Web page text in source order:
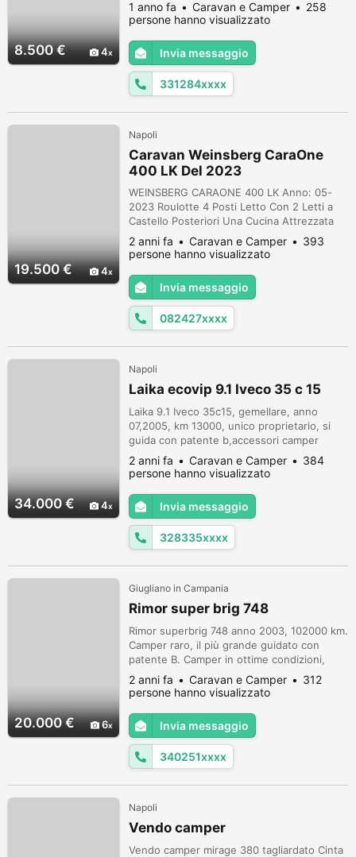
8.500 € 4
da 1/2 mezza centrale Letti a cuccetta
posteriore Oblo panoramico 90×50 Stufa
della truma canalizzata e ventilata Cucina
con tre fuochi mai usata Oscuranti e
zanzariera Boiler acqua calda Gavone per
carico d...
1 anno fa Caravan e Camper
258
persone hanno visualizzato
Invia messaggio
331284xxxx
19.500 € 4
Napoli
Caravan Weinsberg CaraOne
400 LK Del 2023
WEINSBERG CARAONE 400 LK Anno: 05-
2023 Roulotte 4 Posti Letto Con 2 Letti a
Castello Posteriori Una Cucina Attrezzata
Ed Un Bagno Con Doccia ed Infine Un Letto
Matrimoniale Anteriore Trasformabile In
Dinette Grande Con Tavolo Centrale
Lunghezza: 5.930 Mt Larghezza: 2.200 Mt
Peso Massa Complessiva: 1.100 Kg
Accessori: Frigo Dometic Trivalente Da 98
Lt, Piano ...
2 anni fa Caravan e Camper
393
persone hanno visualizzato
Invia messaggio
082427xxxx
34.000 € 4
Napoli
Laika ecovip 9.1 Iveco 35 c 15
Laika 9.1 Iveco 35c15, gemellare, anno
07,2005, km 13000, unico proprietario, si
guida con patente b,accessori camper
pannello solare due batterie AMG, monitor
con telecamera posteriore, condizionatore
dometic in cella, doccia separata con un
cabina frigo grande con cella garage
portamoto con rampa di salita, illuminazione
interna LED,
2 anni fa Caravan e Camper
384
persone hanno visualizzato
Invia messaggio
328335xxxx
20.000 € 6
Giugliano in Campania
Rimor super brig 748
Rimor superbrig 748 anno 2003, 102000 km.
Camper raro, il più grande guidato con
patente B. Camper in ottime condizioni,
super accessoriato con aria condizionata in
cellula, boiler, forno, tv, due turbovent, due
serbatoi di carico e di scarico. Vendo a
€20.000 poco trattabile solo dopo aver
visionato il camper.
2 anni fa Caravan e Camper
312
persone hanno visualizzato
Invia messaggio
340251xxxx
Napoli
Vendo camper
Vendo camper mirage 380 tagliardato Cinta